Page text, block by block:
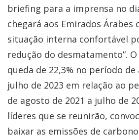
briefing para a imprensa no
chegará aos Emirados Árabes
situação interna confortável
redução do desmatamento”. O
queda de 22,3% no período de
julho de 2023 em relação ao
de agosto de 2021 a julho de
líderes que se reunirão,
baixar as emissões de